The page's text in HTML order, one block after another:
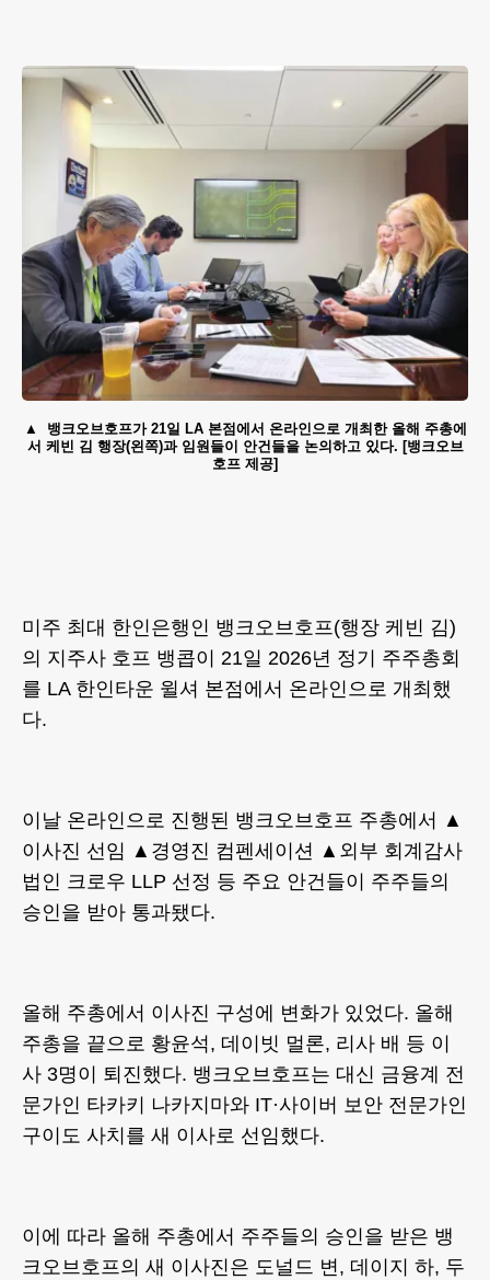
뱅크오브호프가 21일 LA 본점에서 온라인으로 개최한 올해 주총에
서 케빈 김 행장(왼쪽)과 임원들이 안건들을 논의하고 있다. [뱅크오브
호프 제공]
미주 최대 한인은행인 뱅크오브호프(행장 케빈 김)
의 지주사 호프 뱅콥이 21일 2026년 정기 주주총회
를 LA 한인타운 윌셔 본점에서 온라인으로 개최했
다.
이날 온라인으로 진행된 뱅크오브호프 주총에서 ▲
이사진 선임 ▲경영진 컴펜세이션 ▲외부 회계감사
법인 크로우 LLP 선정 등 주요 안건들이 주주들의
승인을 받아 통과됐다.
올해 주총에서 이사진 구성에 변화가 있었다. 올해
주총을 끝으로 황윤석, 데이빗 멀론, 리사 배 등 이
사 3명이 퇴진했다. 뱅크오브호프는 대신 금융계 전
문가인 타카키 나카지마와 IT·사이버 보안 전문가인
구이도 사치를 새 이사로 선임했다.
이에 따라 올해 주총에서 주주들의 승인을 받은 뱅
크오브호프의 새 이사진은 도널드 변, 데이지 하, 두